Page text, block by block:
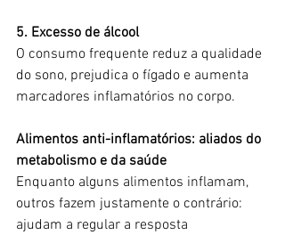
5. Excesso de álcool
O consumo frequente reduz a qualidade
do sono, prejudica o fígado e aumenta
marcadores inflamatórios no corpo.
Alimentos anti-inflamatórios: aliados do
metabolismo e da saúde
Enquanto alguns alimentos inflamam,
outros fazem justamente o contrário:
ajudam a regular a resposta